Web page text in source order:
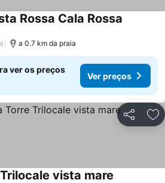
Rossa Cala Rossa
a 0.7 km da praia
ver os preços
Ver preços
Partilhar
vista mare